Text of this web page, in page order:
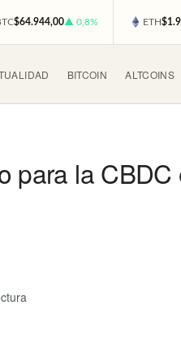
$64.944,00▲ 0,8% ETH
BITCOIN ALTCOINS
para la